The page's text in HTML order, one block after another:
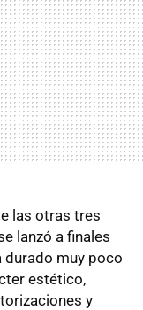
las otras tres
lanzó a finales
durado muy poco
estético,
y